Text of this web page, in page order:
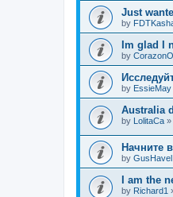
Just
by
Im glad I
by CorazonO
by EssieMay
Australia
by LolitaCa »
Начните
by GusHavel
I am the
by Richard1